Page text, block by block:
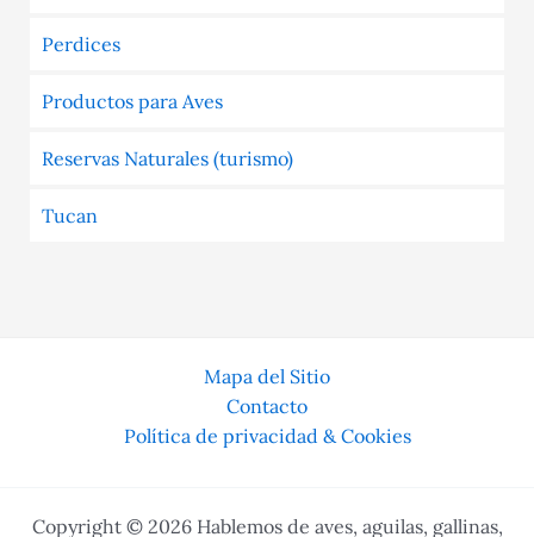
Perdices
Productos para Aves
Reservas Naturales (turismo)
Tucan
Mapa del Sitio
Contacto
Política de privacidad & Cookies
Copyright © 2026 Hablemos de aves, aguilas, gallinas,